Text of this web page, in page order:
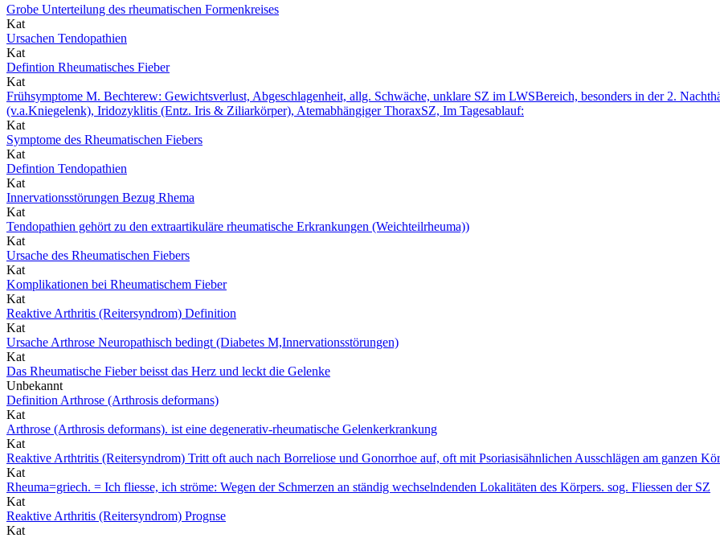
Grobe Unterteilung des rheumatischen Formenkreises
Kat
Ursachen Tendopathien
Kat
Defintion Rheumatisches Fieber
Kat
Frühsymptome M. Bechterew: Gewichtsverlust, Abgeschlagenheit, allg. Schwäche, unklare SZ im LWSBereich, besonders in der 2.
(v.a.Kniegelenk), Iridozyklitis (Entz. Iris & Ziliarkörper), Atemabhängiger ThoraxSZ, Im Tagesablauf:
Kat
Symptome des Rheumatischen Fiebers
Kat
Defintion Tendopathien
Kat
Innervationsstörungen Bezug Rhema
Kat
Tendopathien gehört zu den extraartikuläre rheumatische Erkrankungen (Weichteilrheuma))
Kat
Ursache des Rheumatischen Fiebers
Kat
Komplikationen bei Rheumatischem Fieber
Kat
Reaktive Arthritis (Reitersyndrom) Definition
Kat
Ursache Arthrose Neuropathisch bedingt (Diabetes M,Innervationsstörungen)
Kat
Das Rheumatische Fieber beisst das Herz und leckt die Gelenke
Unbekannt
Definition Arthrose (Arthrosis deformans)
Kat
Arthrose (Arthrosis deformans). ist eine degenerativ-rheumatische Gelenkerkrankung
Kat
Reaktive Arthtritis (Reitersyndrom) Tritt oft auch nach Borreliose und Gonorrhoe auf, oft mit Psoriasisähnlichen Ausschlägen am ganzen
Kat
Rheuma=griech. = Ich fliesse, ich ströme: Wegen der Schmerzen an ständig wechselndenden Lokalitäten des Körpers. sog. Fliessen der SZ
Kat
Reaktive Arthritis (Reitersyndrom) Prognse
Kat